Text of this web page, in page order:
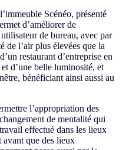
Scénéo, présenté
d’améliorer de
de bureau, avec par
de l’air plus élevées que la
restaurant d’entreprise en
d’une belle luminosité, et
bénéficiant ainsi aussi au
l’appropriation des
de mentalité qui
effectué dans les lieux
avant que des lieux